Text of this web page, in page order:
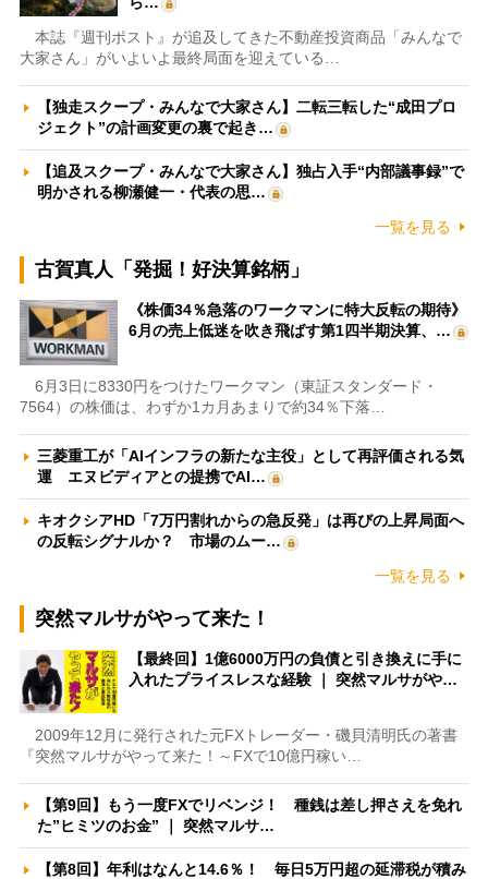
本誌『週刊ポスト』が追及してきた不動産投資商品「みんなで
大家さん」がいよいよ最終局面を迎えている…
【独走スクープ・みんなで大家さん】二転三転した“成田プロ
ジェクト”の計画変更の裏で起き…
【追及スクープ・みんなで大家さん】独占入手“内部議事録”で
明かされる柳瀬健一・代表の思…
一覧を見る
古賀真人「発掘！好決算銘柄」
《株価34％急落のワークマンに特大反転の期待》
6月の売上低迷を吹き飛ばす第1四半期決算、…
6月3日に8330円をつけたワークマン（東証スタンダード・
7564）の株価は、わずか1カ月あまりで約34％下落…
三菱重工が「AIインフラの新たな主役」として再評価される気
運 エヌビディアとの提携でAI…
キオクシアHD「7万円割れからの急反発」は再びの上昇局面へ
の反転シグナルか？ 市場のムー…
一覧を見る
突然マルサがやって来た！
【最終回】1億6000万円の負債と引き換えに手に
入れたプライスレスな経験 ｜ 突然マルサがや…
2009年12月に発行された元FXトレーダー・磯貝清明氏の著書
『突然マルサがやって来た！～FXで10億円稼い…
【第9回】もう一度FXでリベンジ！ 種銭は差し押さえを免れ
た”ヒミツのお金” ｜ 突然マルサ…
【第8回】年利はなんと14.6％！ 毎日5万円超の延滞税が積み